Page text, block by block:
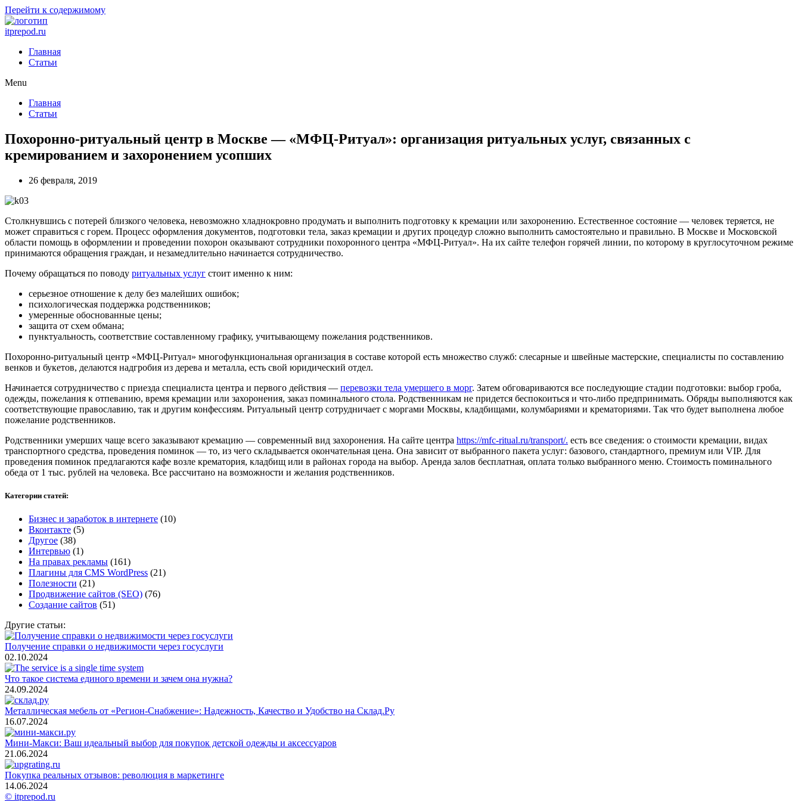
Перейти к содержимому
itprepod.ru
Главная
Статьи
Menu
Главная
Статьи
Похоронно-ритуальный центр в Москве — «МФЦ-Ритуал»: организация ритуальных услуг, связанных с
кремированием и захоронением усопших
26 февраля, 2019
Столкнувшись с потерей близкого человека, невозможно хладнокровно продумать и выполнить подготовку к кремации или захоронению. Естественное состояние — человек теряется, не
может справиться с горем. Процесс оформления документов, подготовки тела, заказ кремации и других процедур сложно выполнить самостоятельно и правильно. В Москве и Московской
области помощь в оформлении и проведении похорон оказывают сотрудники похоронного центра «МФЦ-Ритуал». На их сайте телефон горячей линии, по которому в круглосуточном режиме
принимаются обращения граждан, и незамедлительно начинается сотрудничество.
Почему обращаться по поводу ритуальных услуг стоит именно к ним:
серьезное отношение к делу без малейших ошибок;
психологическая поддержка родственников;
умеренные обоснованные цены;
защита от схем обмана;
пунктуальность, соответствие составленному графику, учитывающему пожелания родственников.
Похоронно-ритуальный центр «МФЦ-Ритуал» многофункциональная организация в составе которой есть множество служб: слесарные и швейные мастерские, специалисты по составлению
венков и букетов, делаются надгробия из дерева и металла, есть свой юридический отдел.
Начинается сотрудничество с приезда специалиста центра и первого действия — перевозки тела умершего в морг. Затем обговариваются все последующие стадии подготовки: выбор гроба,
одежды, пожелания к отпеванию, время кремации или захоронения, заказ поминального стола. Родственникам не придется беспокоиться и что-либо предпринимать. Обряды выполняются как
соответствующие православию, так и другим конфессиям. Ритуальный центр сотрудничает с моргами Москвы, кладбищами, колумбариями и крематориями. Так что будет выполнена любое
пожелание родственников.
Родственники умерших чаще всего заказывают кремацию — современный вид захоронения. На сайте центра https://mfc-ritual.ru/transport/. есть все сведения: о стоимости кремации, видах
транспортного средства, проведения поминок — то, из чего складывается окончательная цена. Она зависит от выбранного пакета услуг: базового, стандартного, премиум или VIP. Для
проведения поминок предлагаются кафе возле крематория, кладбищ или в районах города на выбор. Аренда залов бесплатная, оплата только выбранного меню. Стоимость поминального
обеда от 1 тыс. рублей на человека. Все рассчитано на возможности и желания родственников.
Категории статей:
Бизнес и заработок в интернете (10)
Вконтакте (5)
Другое (38)
Интервью (1)
На правах рекламы (161)
Плагины для CMS WordPress (21)
Полезности (21)
Продвижение сайтов (SEO) (76)
Создание сайтов (51)
Другие статьи:
Получение справки о недвижимости через госуслуги
02.10.2024
Что такое система единого времени и зачем она нужна?
24.09.2024
Металлическая мебель от «Регион-Снабжение»: Надежность, Качество и Удобство на Склад.Ру
16.07.2024
Мини-Макси: Ваш идеальный выбор для покупок детской одежды и аксессуаров
21.06.2024
Покупка реальных отзывов: революция в маркетинге
14.06.2024
© itprepod.ru